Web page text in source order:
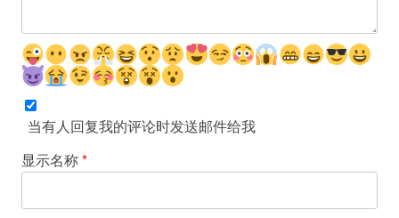
当有人回复我的评论时发送邮件给我
显示名称*